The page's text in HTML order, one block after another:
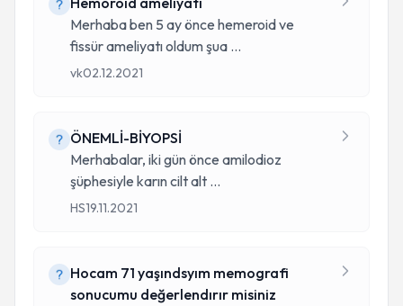
Merhaba ben 5 ay önce hemeroid ve
fissür ameliyatı oldum şua ...
vk02.12.2021
ÖNEMLİ-BİYOPSİ
Merhabalar, iki gün önce amilodioz
şüphesiyle karın cilt alt ...
HS19.11.2021
Hocam 71 yaşındsyım memografi
sonucumu değerlendırır misiniz